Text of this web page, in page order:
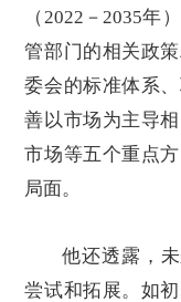
（2022－2035年
管部门的相关政
委会的标准体系
善以市场为主导
市场等五个重点
局面。
他还透露，
尝试和拓展。如